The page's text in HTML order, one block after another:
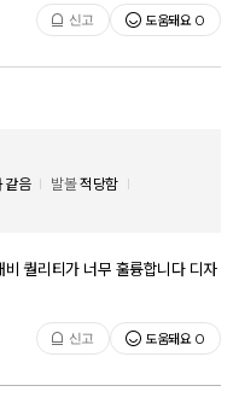
신고 도움돼요 0
같음 발볼 적당함
퀄리티가 너무 훌륭합니다 디자
신고 도움돼요 0